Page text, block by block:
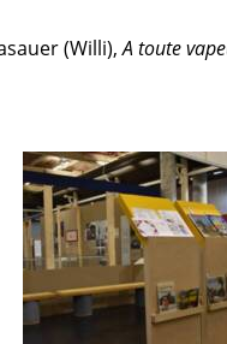
(Willi), A toute